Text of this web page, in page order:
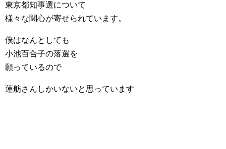
東京都知事選について
様々な関心が寄せられています。
僕はなんとしても
小池百合子の落選を
願っているので
蓮舫さんしかいないと思っています